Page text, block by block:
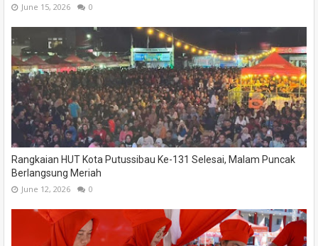
June 15, 2026 0
Rangkaian HUT Kota Putussibau Ke-131 Selesai, Malam Puncak
Berlangsung Meriah
June 12, 2026 0